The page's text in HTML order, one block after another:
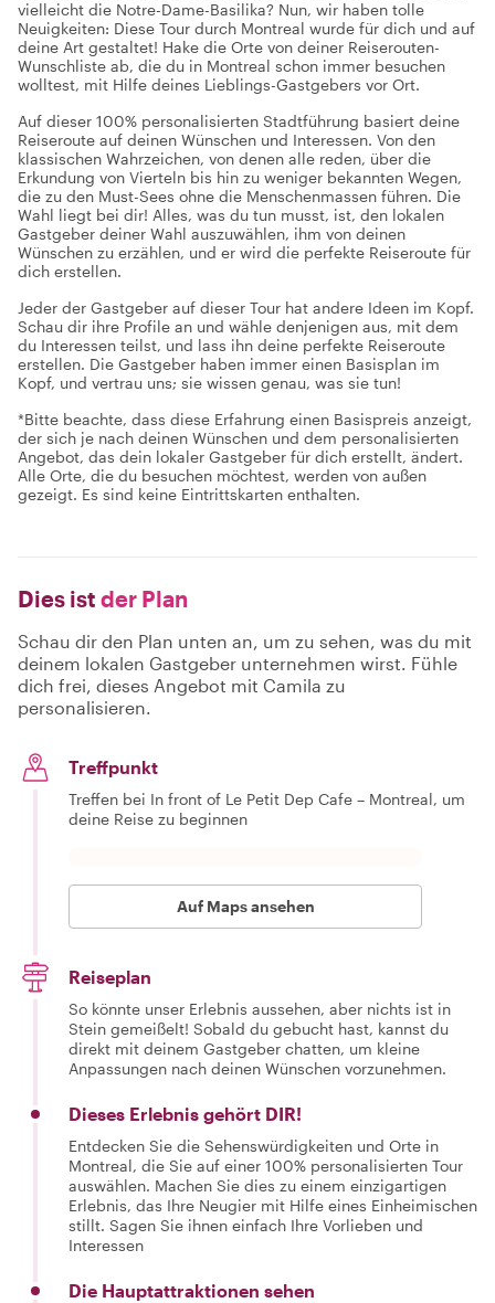
vielleicht die Notre-Dame-Basilika? Nun, wir haben tolle
Neuigkeiten: Diese Tour durch Montreal wurde für dich und auf
deine Art gestaltet! Hake die Orte von deiner Reiserouten-
Wunschliste ab, die du in Montreal schon immer besuchen
wolltest, mit Hilfe deines Lieblings-Gastgebers vor Ort.
Auf dieser 100% personalisierten Stadtführung basiert deine
Reiseroute auf deinen Wünschen und Interessen. Von den
klassischen Wahrzeichen, von denen alle reden, über die
Erkundung von Vierteln bis hin zu weniger bekannten Wegen,
die zu den Must-Sees ohne die Menschenmassen führen. Die
Wahl liegt bei dir! Alles, was du tun musst, ist, den lokalen
Gastgeber deiner Wahl auszuwählen, ihm von deinen
Wünschen zu erzählen, und er wird die perfekte Reiseroute für
dich erstellen.
Jeder der Gastgeber auf dieser Tour hat andere Ideen im Kopf.
Schau dir ihre Profile an und wähle denjenigen aus, mit dem
du Interessen teilst, und lass ihn deine perfekte Reiseroute
erstellen. Die Gastgeber haben immer einen Basisplan im
Kopf, und vertrau uns; sie wissen genau, was sie tun!
*Bitte beachte, dass diese Erfahrung einen Basispreis anzeigt,
der sich je nach deinen Wünschen und dem personalisierten
Angebot, das dein lokaler Gastgeber für dich erstellt, ändert.
Alle Orte, die du besuchen möchtest, werden von außen
gezeigt. Es sind keine Eintrittskarten enthalten.
Dies ist der Plan
Schau dir den Plan unten an, um zu sehen, was du mit
deinem lokalen Gastgeber unternehmen wirst. Fühle
dich frei, dieses Angebot mit Camila zu
personalisieren.
Treffpunkt
Treffen bei In front of Le Petit Dep Cafe – Montreal, um
deine Reise zu beginnen
Auf Maps ansehen
Reiseplan
So könnte unser Erlebnis aussehen, aber nichts ist in
Stein gemeißelt! Sobald du gebucht hast, kannst du
direkt mit deinem Gastgeber chatten, um kleine
Anpassungen nach deinen Wünschen vorzunehmen.
Dieses Erlebnis gehört DIR!
Entdecken Sie die Sehenswürdigkeiten und Orte in
Montreal, die Sie auf einer 100% personalisierten Tour
auswählen. Machen Sie dies zu einem einzigartigen
Erlebnis, das Ihre Neugier mit Hilfe eines Einheimischen
stillt. Sagen Sie ihnen einfach Ihre Vorlieben und
Interessen
Die Hauptattraktionen sehen